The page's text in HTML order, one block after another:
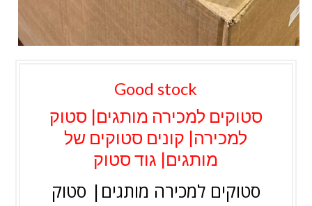
Good stock
סטוקים למכירה מותגים| סטוק
למכירה| קונים סטוקים של
מותגים| גוד סטוק
סטוקים למכירה מותגים| סטוק